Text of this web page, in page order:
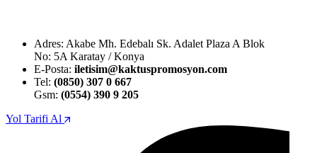
Adres: Akabe Mh. Edebalı Sk. Adalet Plaza A Blok
No: 5A Karatay / Konya
E-Posta: iletisim@kaktuspromosyon.com
Tel: (0850) 307 0 667
Gsm: (0554) 390 9 205
Yol Tarifi Al